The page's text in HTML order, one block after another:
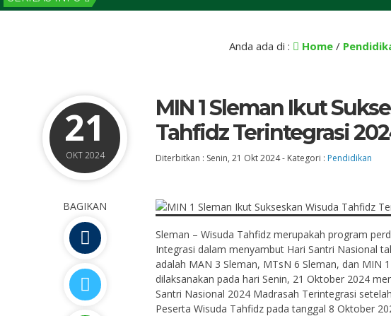
Anda ada di : Home /
21
OKT 2024
MIN 1 Sleman Ikut
Tahfidz Terintegrasi
Diterbitkan : Senin, 21 Okt 2024- Kategori : Pendidikan
BAGIKAN
Sleman – Wisuda Tahfidz merupakah program
Integrasi dalam menyambut Hari Santri Nasional
adalah MAN 3 Sleman, MTsN 6 Sleman, dan MIN
dilaksanakan pada hari Senin, 21 Oktober 2024
Santri Nasional 2024 Madrasah Terintegrasi
Peserta Wisuda Tahfidz pada tanggal 8 Oktober